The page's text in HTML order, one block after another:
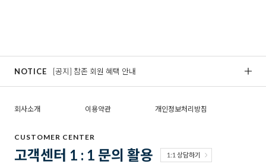
NOTICE [공지] 참존 회원 혜택 안내
회사소개 이용약관 개인정보처리방침
CUSTOMER CENTER
고객센터 1 : 1 문의 활용 1:1 상담하기